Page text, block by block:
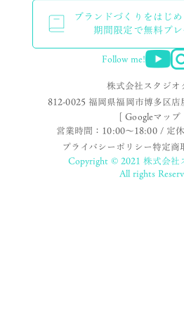
ブランドづくりをはじ
期間限定で無料プレ
Follow me!
株式会社スタジオ
812-0025 福岡県福岡市博多区
[ Googleマッ
営業時間：10:00〜18:00 / 定
プライバシーポリシー特定商
Copyright © 2021 株式会社
All rights